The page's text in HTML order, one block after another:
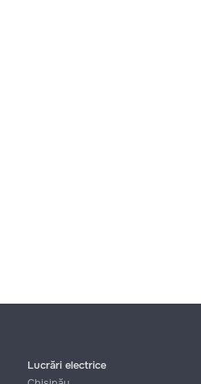
Lucrări electrice